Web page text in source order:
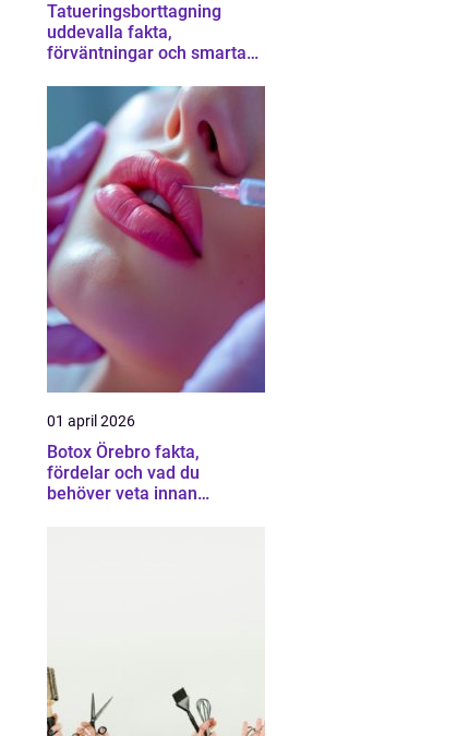
Tatueringsborttagning
uddevalla fakta,
förväntningar och smarta
01 april 2026
Botox Örebro fakta,
fördelar och vad du
behöver veta innan